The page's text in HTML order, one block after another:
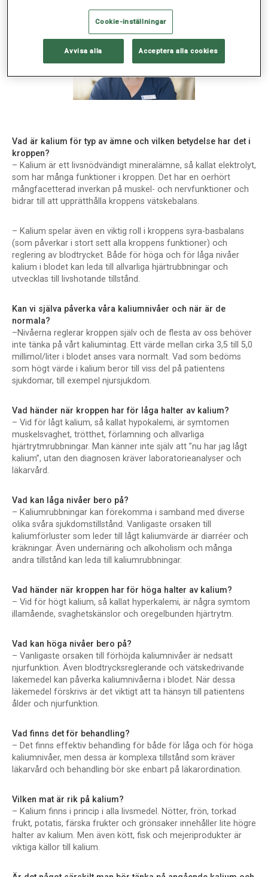
Vad är kalium för typ av ämne och vilken betydelse har det i
kroppen?
– Kalium är ett livsnödvändigt mineralämne, så kallat elektrolyt,
som har många funktioner i kroppen. Det har en oerhört
mångfacetterad inverkan på muskel- och nervfunktioner och
bidrar till att upprätthålla kroppens vätskebalans.
– Kalium spelar även en viktig roll i kroppens syra-basbalans
(som påverkar i stort sett alla kroppens funktioner) och
reglering av blodtrycket. Både för höga och för låga nivåer
kalium i blodet kan leda till allvarliga hjärtrubbningar och
utvecklas till livshotande tillstånd.
Kan vi själva påverka våra kaliumnivåer och när är de
normala?
–Nivåerna reglerar kroppen själv och de flesta av oss behöver
inte tänka på vårt kaliumintag. Ett värde mellan cirka 3,5 till 5,0
millimol/liter i blodet anses vara normalt. Vad som bedöms
som högt värde i kalium beror till viss del på patientens
sjukdomar, till exempel njursjukdom.
Vad händer när kroppen har för låga halter av kalium?
– Vid för lågt kalium, så kallat hypokalemi, är symtomen
muskelsvaghet, trötthet, förlamning och allvarliga
hjärtrytmrubbningar. Man känner inte själv att ”nu har jag lågt
kalium”, utan den diagnosen kräver laboratorieanalyser och
läkarvård.
Vad kan låga nivåer bero på?
– Kaliumrubbningar kan förekomma i samband med diverse
olika svåra sjukdomstillstånd. Vanligaste orsaken till
kaliumförluster som leder till lågt kaliumvärde är diarréer och
kräkningar. Även undernäring och alkoholism och många
andra tillstånd kan leda till kaliumrubbningar.
Vad händer när kroppen har för höga halter av kalium?
– Vid för högt kalium, så kallat hyperkalemi, är några symtom
illamående, svaghetskänslor och oregelbunden hjärtrytm.
Vad kan höga nivåer bero på?
– Vanligaste orsaken till förhöjda kaliumnivåer är nedsatt
njurfunktion. Även blodtrycksreglerande och vätskedrivande
läkemedel kan påverka kaliumnivåerna i blodet. När dessa
läkemedel förskrivs är det viktigt att ta hänsyn till patientens
ålder och njurfunktion.
Vad finns det för behandling?
– Det finns effektiv behandling för både för låga och för höga
kaliumnivåer, men dessa är komplexa tillstånd som kräver
läkarvård och behandling bör ske enbart på läkarordination.
Vilken mat är rik på kalium?
– Kalium finns i princip i alla livsmedel. Nötter, frön, torkad
frukt, potatis, färska frukter och grönsaker innehåller lite högre
halter av kalium. Men även kött, fisk och mejeriprodukter är
viktiga källor till kalium.
Cookie-inställningar
Avvisa alla Acceptera alla cookies